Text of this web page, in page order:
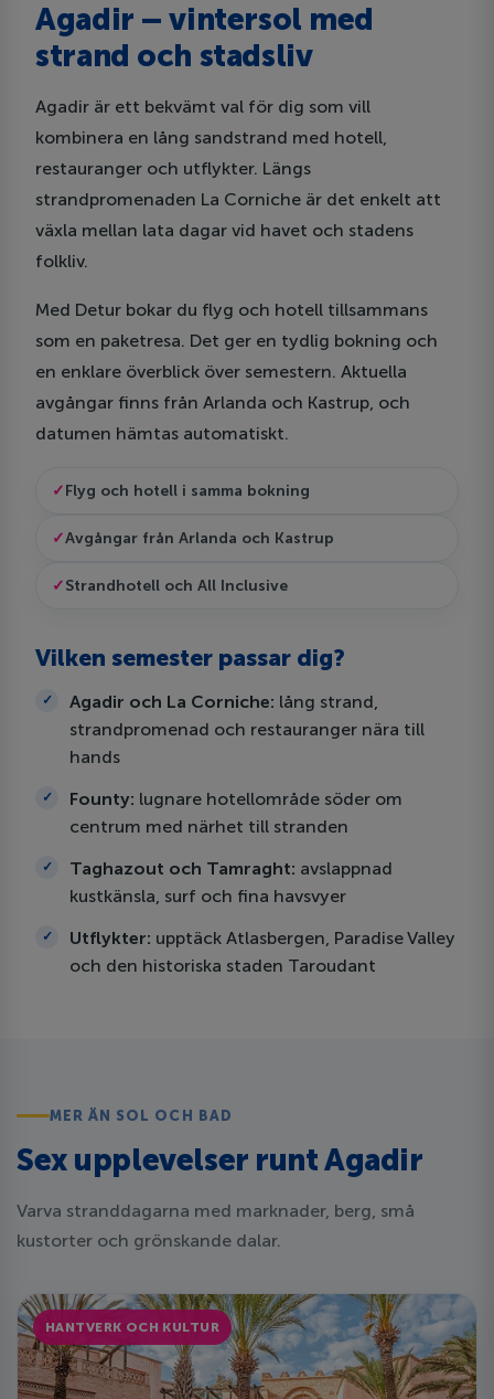
Agadir – vintersol med
strand och stadsliv
Agadir är ett bekvämt val för dig som vill
kombinera en lång sandstrand med hotell,
restauranger och utflykter. Längs
strandpromenaden La Corniche är det enkelt att
växla mellan lata dagar vid havet och stadens
folkliv.
Med Detur bokar du flyg och hotell tillsammans
som en paketresa. Det ger en tydlig bokning och
en enklare överblick över semestern. Aktuella
avgångar finns från Arlanda och Kastrup, och
datumen hämtas automatiskt.
Flyg och hotell i samma bokning
Avgångar från Arlanda och Kastrup
Strandhotell och All Inclusive
Vilken semester passar dig?
Agadir och La Corniche: lång strand,
strandpromenad och restauranger nära till
hands
Founty: lugnare hotellområde söder om
centrum med närhet till stranden
Taghazout och Tamraght: avslappnad
kustkänsla, surf och fina havsvyer
Utflykter: upptäck Atlasbergen, Paradise Valley
och den historiska staden Taroudant
MER ÄN SOL OCH BAD
Sex upplevelser runt Agadir
Varva stranddagarna med marknader, berg, små
kustorter och grönskande dalar.
HANTVERK OCH KULTUR